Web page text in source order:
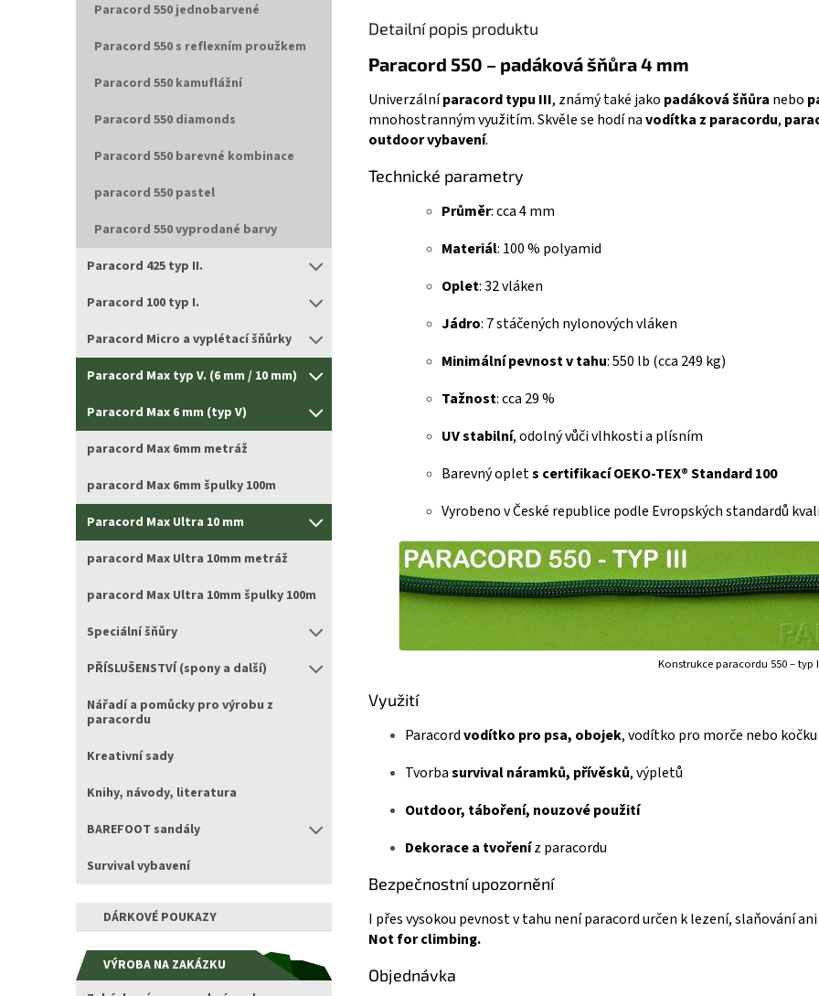
Paracord 550 jednobarvené
Paracord 550 s reflexním proužkem
Paracord 550 kamuflážní
Paracord 550 diamonds
Paracord 550 barevné kombinace
paracord 550 pastel
Paracord 550 vyprodané barvy
Paracord 425 typ II.
Paracord 100 typ I.
Paracord Micro a vyplétací šňůrky
Paracord Max typ V. (6 mm / 10 mm)
Paracord Max 6 mm (typ V)
paracord Max 6mm metráž
paracord Max 6mm špulky 100m
Paracord Max Ultra 10 mm
paracord Max Ultra 10mm metráž
paracord Max Ultra 10mm špulky 100m
Speciální šňůry
PŘÍSLUŠENSTVÍ (spony a další)
Nářadí a pomůcky pro výrobu z
paracordu
Kreativní sady
Knihy, návody, literatura
BAREFOOT sandály
Survival vybavení
DÁRKOVÉ POUKAZY
VÝROBA NA ZAKÁZKU
Detailní popis produktu
Paracord 550 – padáková šňůra 4 mm
Univerzálníparacord typu III, známý také jako padáková šňůra nebo
mnohostranným využitím. Skvěle se hodí navodítka z paracordu,
outdoor vybavení.
Technické parametry
Průměr: cca 4 mm
Materiál: 100 % polyamid
Oplet: 32 vláken
Jádro: 7 stáčených nylonových vláken
Minimální pevnost v tahu: 550 lb (cca 249 kg)
Tažnost: cca 29 %
UV stabilní, odolný vůči vlhkosti a plísním
Barevný oplets certifikací OEKO-TEX® Standard 100
Vyrobeno v České republice podle Evropských standardů
Konstrukce paracordu 550 – typ
Využití
Paracordvodítko pro psa, obojek, vodítko pro morče nebo kočku
Tvorbasurvival náramků, přívěsků, výpletů
Outdoor, táboření, nouzové použití
Dekorace a tvořeníz paracordu
Bezpečnostní upozornění
I přes vysokou pevnost v tahu není paracord určen k lezení, slaňování
Not for climbing.
Objednávka